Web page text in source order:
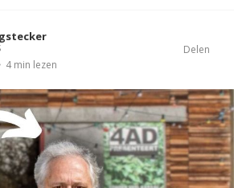
4 min lezen
Delen